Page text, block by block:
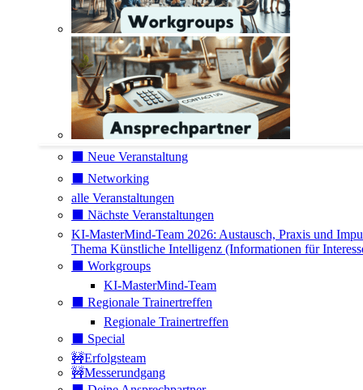
⬛️ Neue Veranstaltung
⬛️ Networking
alle Veranstaltungen
⬛️ Nächste Veranstaltungen
KI-MasterMind-Team 2026: Austausch, Praxis und
Thema Künstliche Intelligenz (Informationen für
⬛️ Workgroups
KI-MasterMind-Team
⬛️ Regionale Trainertreffen
Regionale Trainertreffen
⬛️ Special
🚧Erfolgsteam
🚧Messerundgang